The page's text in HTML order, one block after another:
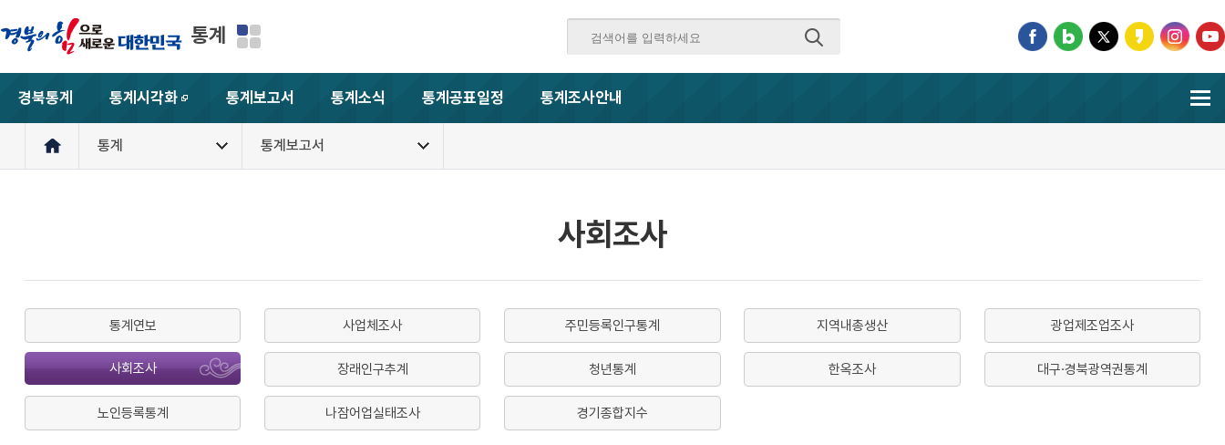
통계
경북통계
통계시각화
새창
통계보고서 통계소식 통계공표일정 통계조사안내
통계 통계보고서
사회조사
통계연보 사업체조사 주민등록인구통계 지역내총생산 광업제조업조사
사회조사 장래인구추계 청년통계 한옥조사 대구·경북광역권통계
노인등록통계 나잠어업실태조사 경기종합지수